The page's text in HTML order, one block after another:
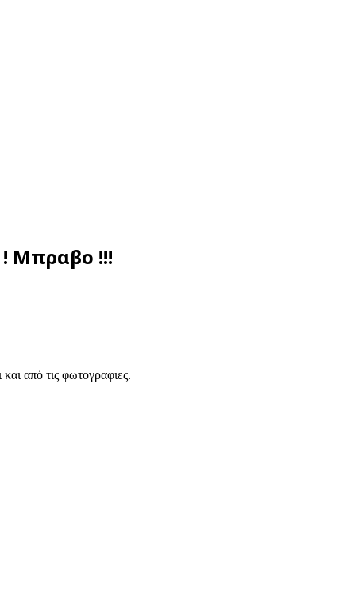
! Μπραβο !!!
από τις φωτογραφιες.